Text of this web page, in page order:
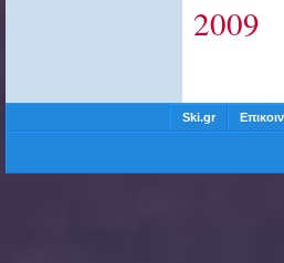
2009
Ski.gr